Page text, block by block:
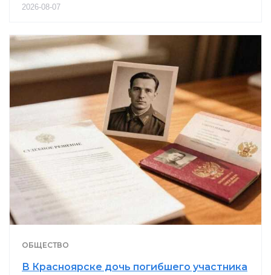
2026-08-07
ОБЩЕСТВО
В Красноярске дочь погибшего участника